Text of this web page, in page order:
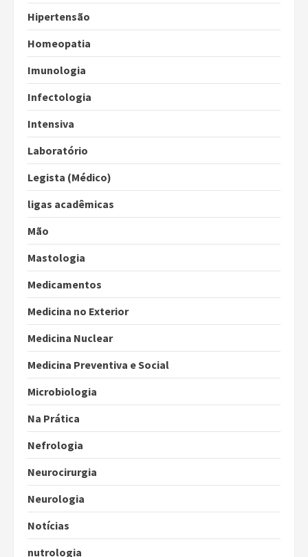
Hipertensão
Homeopatia
Imunologia
Infectologia
Intensiva
Laboratório
Legista (Médico)
ligas acadêmicas
Mão
Mastologia
Medicamentos
Medicina no Exterior
Medicina Nuclear
Medicina Preventiva e Social
Microbiologia
Na Prática
Nefrologia
Neurocirurgia
Neurologia
Notícias
nutrologia